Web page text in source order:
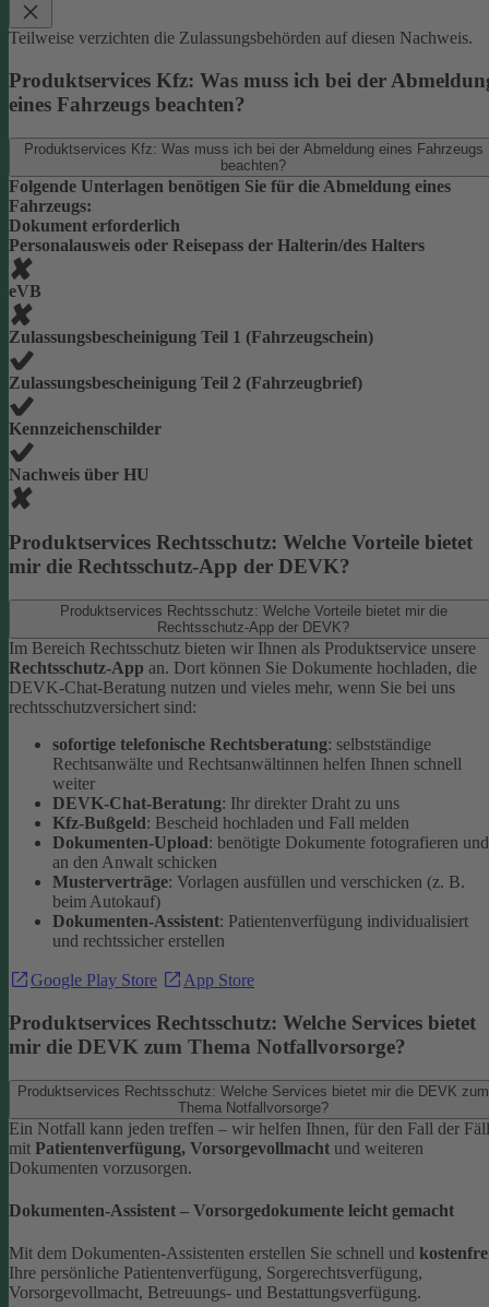
Teilweise verzichten die Zulassungsbehörden auf diesen Nachweis.
Produktservices Kfz: Was muss ich bei der
eines Fahrzeugs beachten?
Produktservices Kfz: Was muss ich bei der Abmeldung eines Fahrzeugs
beachten?
Folgende Unterlagen benötigen Sie für die Abmeldung eines
Fahrzeugs:
Dokument erforderlich
Personalausweis oder Reisepass der Halterin/des Halters
eVB
Zulassungsbescheinigung Teil 1 (Fahrzeugschein)
Zulassungsbescheinigung Teil 2 (Fahrzeugbrief)
Kennzeichenschilder
Nachweis über HU
Produktservices Rechtsschutz: Welche Vorteile bietet
mir die Rechtsschutz-App der DEVK?
Produktservices Rechtsschutz: Welche Vorteile bietet mir die
Rechtsschutz-App der DEVK?
Im Bereich Rechtsschutz bieten wir Ihnen als Produktservice unsere
Rechtsschutz-App an. Dort können Sie Dokumente hochladen, die
DEVK-Chat-Beratung nutzen und vieles mehr, wenn Sie bei uns
rechtsschutzversichert sind:
sofortige telefonische Rechtsberatung: selbstständige
Rechtsanwälte und Rechtsanwältinnen helfen Ihnen schnell
weiter
DEVK-Chat-Beratung: Ihr direkter Draht zu uns
Kfz-Bußgeld: Bescheid hochladen und Fall melden
Dokumenten-Upload: benötigte Dokumente fotografieren und
an den Anwalt schicken
Musterverträge: Vorlagen ausfüllen und verschicken (z. B.
beim Autokauf)
Dokumenten-Assistent: Patientenverfügung individualisiert
und rechtssicher erstellen
Google Play Store App Store
Produktservices Rechtsschutz: Welche Services bietet
mir die DEVK zum Thema Notfallvorsorge?
Produktservices Rechtsschutz: Welche Services bietet mir die DEVK zum
Thema Notfallvorsorge?
Ein Notfall kann jeden treffen – wir helfen Ihnen, für den Fall der
mit Patientenverfügung, Vorsorgevollmacht und weiteren
Dokumenten vorzusorgen.
Dokumenten-Assistent – Vorsorgedokumente leicht gemacht
Mit dem Dokumenten-Assistenten erstellen Sie schnell und
Ihre persönliche Patientenverfügung, Sorgerechtsverfügung,
Vorsorgevollmacht, Betreuungs- und Bestattungsverfügung.